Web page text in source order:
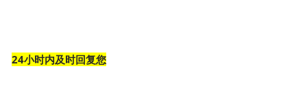
24小时内及时回复您